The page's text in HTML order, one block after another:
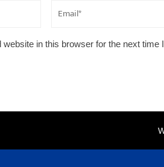
in this browser for the next time